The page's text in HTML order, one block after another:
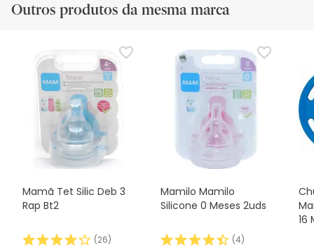
Outros produtos da mesma marca
Mamã Tet Silic Deb 3
Rap Bt2
(26)
Mamilo Mamilo
Silicone 0 Meses 2uds
(4)
16